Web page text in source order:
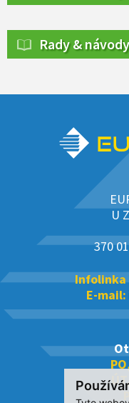
Rady & návody
U
370
Infolinka
E-mail: